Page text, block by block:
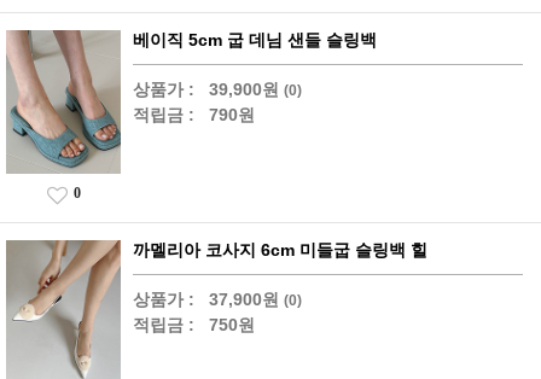
베이직 5cm 굽 데님 샌들 슬링백
상품가 : 39,900원 (0)
적립금 : 790원
0
까멜리아 코사지 6cm 미들굽 슬링백 힐
상품가 : 37,900원 (0)
적립금 : 750원